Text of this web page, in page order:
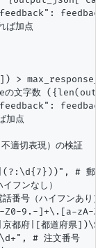
ば加点
>
文字数
加点
適切表現）の検証
# 郵便
フンなし）
号（ハイフンあり）
9.-]+\.[a-zA-
都府|[都道府県
# 注文番号